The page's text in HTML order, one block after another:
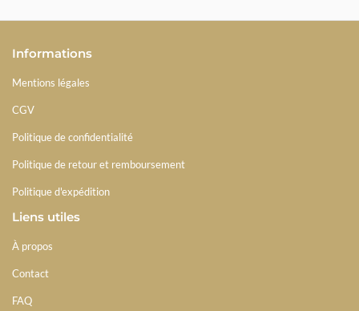
Informations
Mentions légales
CGV
Politique de confidentialité
Politique de retour et remboursement
Politique d'expédition
Liens utiles
À propos
Contact
FAQ